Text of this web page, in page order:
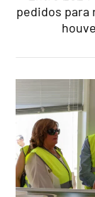
pedidos para